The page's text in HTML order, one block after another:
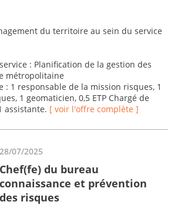
du territoire au sein du service
: Planification de la gestion des
métropolitaine
: 1 responsable de la mission risques, 1
1 geomaticien, 0,5 ETP Chargé de
assistante. [ voir l'offre complète ]
28/07/2025
Chef(fe) du bureau
connaissance et prévention
des risques